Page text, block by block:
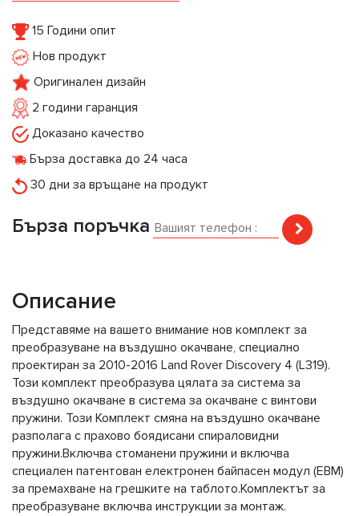
15 Години опит
Нов продукт
Оригинален дизайн
2 години гаранция
Доказано качество
Бърза доставка до 24 часа
30 дни за връщане на продукт
Бърза поръчка
Описание
Представяме на вашето внимание нов комплект за
преобразуване на въздушно окачване, специално
проектиран за 2010-2016 Land Rover Discovery 4 (L319).
Този комплект преобразува цялата за система за
въздушно окачване в система за окачване с винтови
пружини. Този Комплект смяна на въздушно окачване
разполага с прахово боядисани спираловидни
пружини.Включва стоманени пружини и включва
специален патентован електронен байпасен модул (EBM)
за премахване на грешките на таблото.Комплектът за
преобразуване включва инструкции за монтаж.